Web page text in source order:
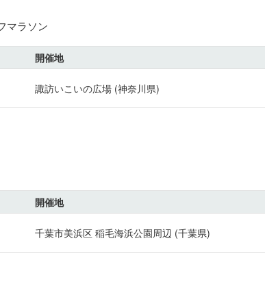
マラソン
開催地
諏訪いこいの広場 (神奈川県)
開催地
千葉市美浜区 稲毛海浜公園周辺 (千葉県)